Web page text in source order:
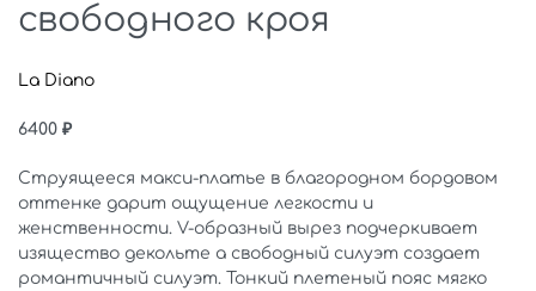
свободного кроя
La Diano
6400 ₽
Струящееся макси-платье в благородном бордовом
оттенке дарит ощущение легкости и
женственности. V-образный вырез подчеркивает
изящество декольте а свободный силуэт создает
романтичный силуэт. Тонкий плетеный пояс мягко